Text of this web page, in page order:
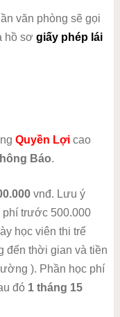
văn phòng sẽ gọi
hồ sơ giấy phép lái
Quyền Lợicao
Báo.
vnđ. Lưu ý
phí trước 500.000
học viên thi trể
đến thời gian và tiền
). Phần học phí
đó 1 tháng 15